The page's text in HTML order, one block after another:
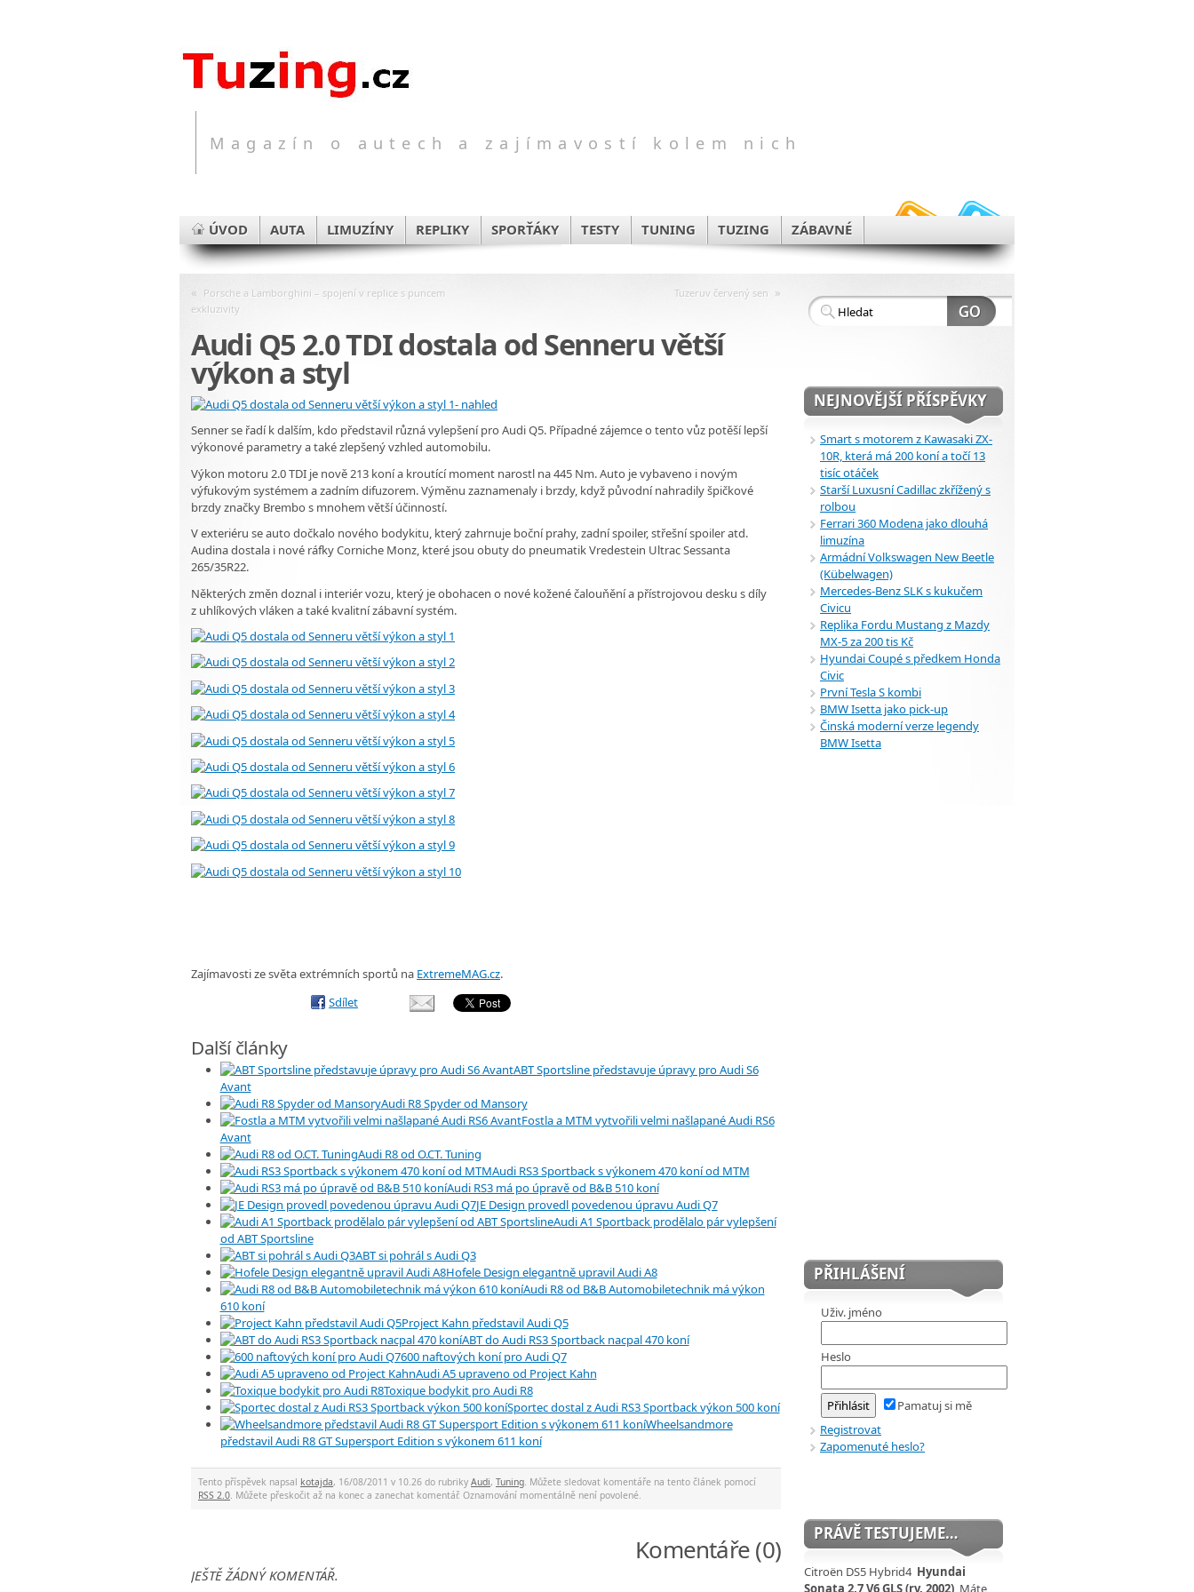
Magazín o autech a zajímavostí kolem nich
ÚVOD AUTA LIMUZÍNY REPLIKY SPORŤÁKY TESTY TUNING TUZING ZÁBAVNÉ
« Porsche a Lamborghini – spojení v replice s puncem
exkluzivity
Tuzeruv červený sen »
Audi Q5 2.0 TDI dostala od Senneru větší
výkon a styl
Senner se řadí k dalším, kdo představil různá vylepšení pro Audi Q5. Případné zájemce o tento vůz potěší lepší
výkonové parametry a také zlepšený vzhled automobilu.
Výkon motoru 2.0 TDI je nově 213 koní a kroutící moment narostl na 445 Nm. Auto je vybaveno i novým
výfukovým systémem a zadním difuzorem. Výměnu zaznamenaly i brzdy, když původní nahradily špičkové
brzdy značky Brembo s mnohem větší účinností.
V exteriéru se auto dočkalo nového bodykitu, který zahrnuje boční prahy, zadní spoiler, střešní spoiler atd.
Audina dostala i nové ráfky Corniche Monz, které jsou obuty do pneumatik Vredestein Ultrac Sessanta
265/35R22.
Některých změn doznal i interiér vozu, který je obohacen o nové kožené čalouňění a přístrojovou desku s díly
z uhlíkových vláken a také kvalitní zábavní systém.
Zajímavosti ze světa extrémních sportů na ExtremeMAG.cz.
Sdílet
Další články
ABT Sportsline představuje úpravy pro Audi S6
Avant
Audi R8 Spyder od Mansory
Fostla a MTM vytvořili velmi našlapané Audi RS6
Avant
Audi R8 od O.CT. Tuning
Audi RS3 Sportback s výkonem 470 koní od MTM
Audi RS3 má po úpravě od B&B 510 koní
JE Design provedl povedenou úpravu Audi Q7
Audi A1 Sportback prodělalo pár vylepšení
od ABT Sportsline
ABT si pohrál s Audi Q3
Hofele Design elegantně upravil Audi A8
Audi R8 od B&B Automobiletechnik má výkon
610 koní
Project Kahn představil Audi Q5
ABT do Audi RS3 Sportback nacpal 470 koní
600 naftových koní pro Audi Q7
Audi A5 upraveno od Project Kahn
Toxique bodykit pro Audi R8
Sportec dostal z Audi RS3 Sportback výkon 500 koní
Wheelsandmore
představil Audi R8 GT Supersport Edition s výkonem 611 koní
Tento příspěvek napsal kotajda, 16/08/2011 v 10.26 do rubriky Audi, Tuning. Můžete sledovat komentáře na tento článek pomocí
RSS 2.0. Můžete přeskočit až na konec a zanechat komentář. Oznamování momentálně není povolené.
Komentáře (0)
JEŠTĚ ŽÁDNÝ KOMENTÁŘ.
NEJNOVĚJŠÍ PŘÍSPĚVKY
Smart s motorem z Kawasaki ZX-
10R, která má 200 koní a točí 13
tisíc otáček
Starší Luxusní Cadillac zkřížený s
rolbou
Ferrari 360 Modena jako dlouhá
limuzína
Armádní Volkswagen New Beetle
(Kübelwagen)
Mercedes-Benz SLK s kukučem
Civicu
Replika Fordu Mustang z Mazdy
MX-5 za 200 tis Kč
Hyundai Coupé s předkem Honda
Civic
První Tesla S kombi
BMW Isetta jako pick-up
Činská moderní verze legendy
BMW Isetta
PŘIHLÁŠENÍ
Uživ. jméno
Heslo
Pamatuj si mě
Registrovat
Zapomenuté heslo?
PRÁVĚ TESTUJEME…
Citroën DS5 Hybrid4 Hyundai
Sonata 2,7 V6 GLS (rv. 2002) Máte